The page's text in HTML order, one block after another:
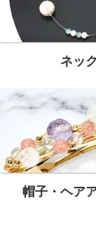
ネッ
帽子・ヘア